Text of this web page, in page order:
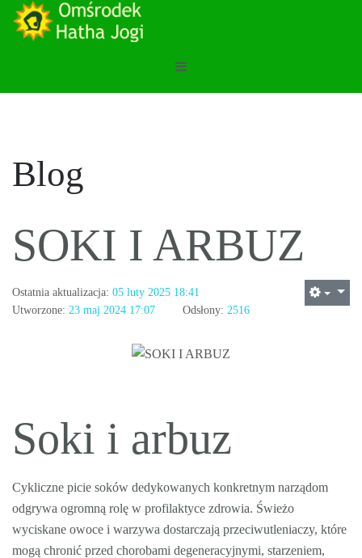
Blog
SOKI I ARBUZ
Ostatnia aktualizacja: 05 luty 2025 18:41
Utworzone: 23 maj 2024 17:07 Odsłony: 2516
Soki i arbuz
Cykliczne picie soków dedykowanych konkretnym narządom
odgrywa ogromną rolę w profilaktyce zdrowia. Świeżo
wyciskane owoce i warzywa dostarczają przeciwutleniaczy, które
mogą chronić przed chorobami degeneracyjnymi, starzeniem,